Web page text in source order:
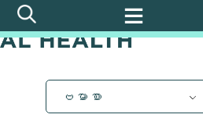
ဗမာစာ